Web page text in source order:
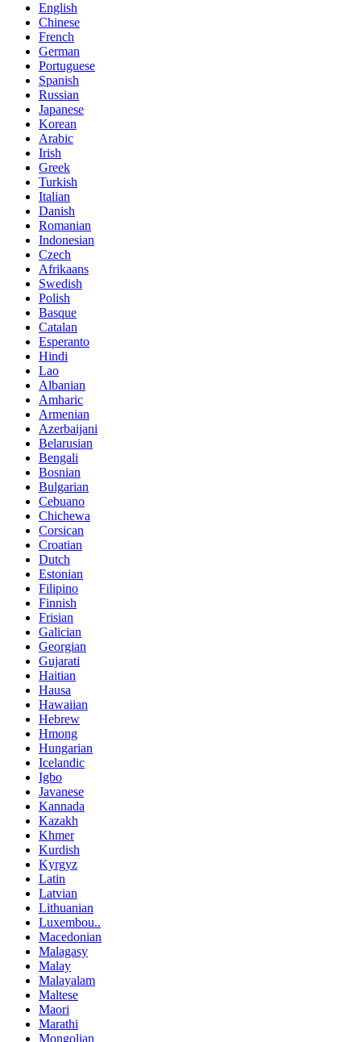
English
Chinese
French
German
Portuguese
Spanish
Russian
Japanese
Korean
Arabic
Irish
Greek
Turkish
Italian
Danish
Romanian
Indonesian
Czech
Afrikaans
Swedish
Polish
Basque
Catalan
Esperanto
Hindi
Lao
Albanian
Amharic
Armenian
Azerbaijani
Belarusian
Bengali
Bosnian
Bulgarian
Cebuano
Chichewa
Corsican
Croatian
Dutch
Estonian
Filipino
Finnish
Frisian
Galician
Georgian
Gujarati
Haitian
Hausa
Hawaiian
Hebrew
Hmong
Hungarian
Icelandic
Igbo
Javanese
Kannada
Kazakh
Khmer
Kurdish
Kyrgyz
Latin
Latvian
Lithuanian
Luxembou..
Macedonian
Malagasy
Malay
Malayalam
Maltese
Maori
Marathi
Mongolian